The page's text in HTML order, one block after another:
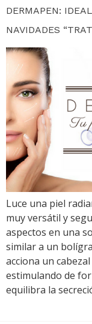
DERMAPEN:
NAVIDADES
Luce una piel
muy versátil y
aspectos en una
similar a un
acciona un
estimulando de
equilibra la